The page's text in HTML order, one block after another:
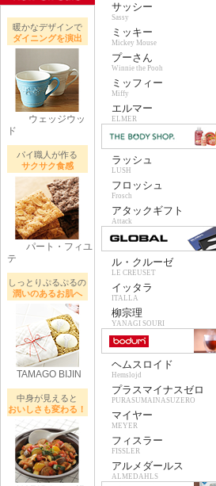
暖かなデザインで
ダイニングを演出
ウェッジウッ
ド
パイ職人が作る
サクサク食感
パート・フィユ
テ
しっとりぷるぷるの
潤いのあるお肌へ
TAMAGO BIJIN
中身が見えると
おいしさも変わる！
サッシー
Sassy
ミッキー
Mickey Mouse
プーさん
Winnie the Pooh
ミッフィー
Miffy
エルマー
ELMER
ラッシュ
LUSH
フロッシュ
Frosch
アタックギフト
Attack
ル・クルーゼ
LE CREUSET
イッタラ
ITALLA
柳宗理
YANAGI SOURI
ヘムスロイド
Hemslojd
プラスマイナスゼロ
PURASUMAINASUZERO
マイヤー
MEYER
フィスラー
FISSLER
アルメダールス
ALMEDAHLS